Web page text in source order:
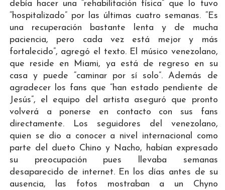
debía hacer una “rehabilitación física” que lo tuvo
“hospitalizado” por las últimas cuatro semanas. “Es
una recuperación bastante lenta y de mucha
paciencia, pero cada vez está mejor y más
fortalecido”, agregó el texto. El músico venezolano,
que reside en Miami, ya está de regreso en su
casa y puede “caminar por sí solo”. Además de
agradecer los fans que “han estado pendiente de
Jesús”, el equipo del artista aseguró que pronto
volverá a ponerse en contacto con sus fans
directamente. Los seguidores del venezolano,
quien se dio a conocer a nivel internacional como
parte del dueto Chino y Nacho, habían expresado
su preocupación pues llevaba semanas
desaparecido de internet. En los días antes de su
ausencia, las fotos mostraban a un Chyno